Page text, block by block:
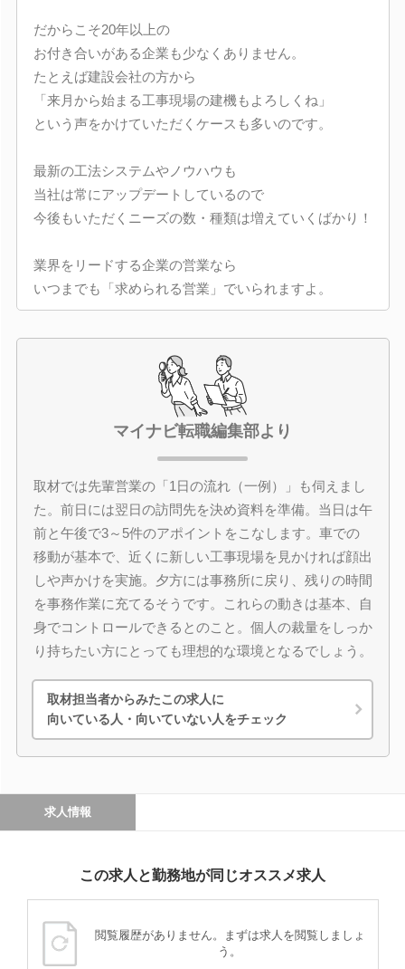
だからこそ20年以上の
お付き合いがある企業も少なくありません。
たとえば建設会社の方から
「来月から始まる工事現場の建機もよろしくね」
という声をかけていただくケースも多いのです。
最新の工法システムやノウハウも
当社は常にアップデートしているので
今後もいただくニーズの数・種類は増えていくばかり！
業界をリードする企業の営業なら
いつまでも「求められる営業」でいられますよ。
マイナビ転職編集部より
取材では先輩営業の「1日の流れ（一例）」も伺えまし
た。前日には翌日の訪問先を決め資料を準備。当日は午
前と午後で3～5件のアポイントをこなします。車での
移動が基本で、近くに新しい工事現場を見かければ顔出
しや声かけを実施。夕方には事務所に戻り、残りの時間
を事務作業に充てるそうです。これらの動きは基本、自
身でコントロールできるとのこと。個人の裁量をしっか
り持ちたい方にとっても理想的な環境となるでしょう。
取材担当者からみたこの求人に
向いている人・向いていない人をチェック
求人情報
この求人と勤務地が同じオススメ求人
閲覧履歴がありません。まずは求人を閲覧しましょ
う。